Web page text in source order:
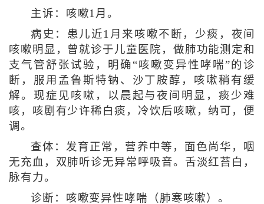
主诉：咳嗽1月。
病史：患儿近1月来咳嗽不断，少痰，夜间
咳嗽明显，曾就诊于儿童医院，做肺功能测定和
支气管舒张试验，明确“咳嗽变异性哮喘”的诊
断，服用孟鲁斯特钠、沙丁胺醇，咳嗽稍有缓
解。现症见咳嗽，以晨起与夜间明显，痰少难
咳，咳剧有少许稀白痰，冷饮后咳嗽，纳可，便
调。
查体：发育正常，营养中等，面色尚华，咽
无充血，双肺听诊无异常呼吸音。舌淡红苔白，
脉有力。
诊断：咳嗽变异性哮喘（肺寒咳嗽）。